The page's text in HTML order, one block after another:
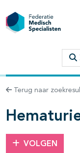
Terug naar
VOLGEN
binnen deze